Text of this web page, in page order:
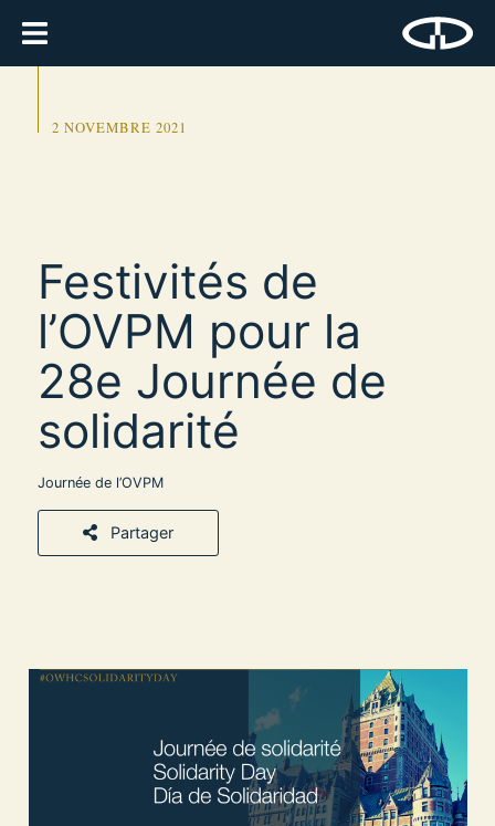
2 NOVEMBRE 2021
Festivités de
l’OVPM pour la
28e Journée de
solidarité
Journée de l’OVPM
Partager